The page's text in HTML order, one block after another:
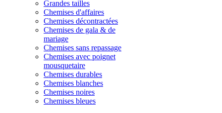
Grandes tailles
Chemises d'affaires
Chemises décontractées
Chemises de gala & de
mariage
Chemises sans repassage
Chemises avec poignet
mousquetaire
Chemises durables
Chemises blanches
Chemises noires
Chemises bleues